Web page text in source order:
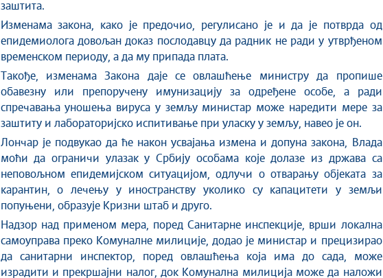
заштита.
Изменама закона, како је предочио, регулисано је и да је потврда од
епидемиолога довољан доказ послодавцу да радник не ради у утврђеном
временском периоду, а да му припада плата.
Такође, изменама Закона даје се овлашћење министру да пропише
обавезну или препоручену имунизацију за одређене особе, а ради
спречавања уношења вируса у земљу министар може наредити мере за
заштиту и лабораторијско испитивање при уласку у земљу, навео је он.
Лончар је подвукао да ће након усвајања измена и допуна закона, Влада
моћи да ограничи улазак у Србију особама које долазе из држава са
неповољном епидемијском ситуацијом, одлучи о отварању објеката за
карантин, о лечењу у иностранству уколико су капацитети у земљи
попуњени, образује Кризни штаб и друго.
Надзор над применом мера, поред Санитарне инспекције, врши локална
самоуправа преко Комуналне милиције, додао је министар и прецизирао
да санитарни инспектор, поред овлашћења која има до сада, може
израдити и прекршајни налог, док Комунална милиција може да наложи